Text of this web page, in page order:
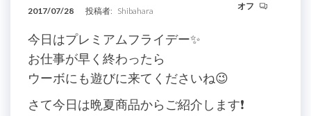
2017/07/28 投稿者: Shibahara オフ
今日はプレミアムフライデー✨
お仕事が早く終わったら
ウーボにも遊びに来てくださいね😉
さて今日は晩夏商品からご紹介します❗️